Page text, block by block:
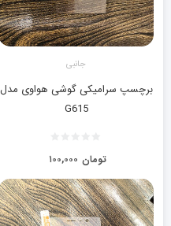
جانبی
برچسپ سرامیکی گوشی هواوی مدل
G615
۱۰۰,۰۰۰ تومان